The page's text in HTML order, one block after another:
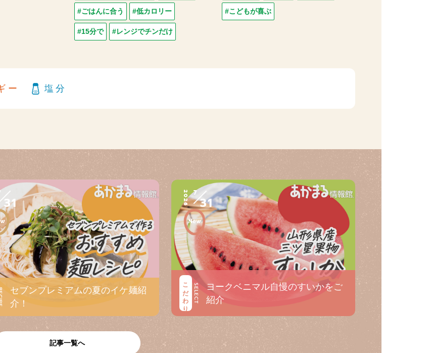
#ごはんに合う #低カロリー
#15分で #レンジでチンだけ
#こどもが喜ぶ
ー 塩分
31
セブンプレミアムの夏のイケ麺紹
介！
2026 7
31
こだわり SELECT
ヨークベニマル自慢のすいかをご
紹介
記事一覧へ